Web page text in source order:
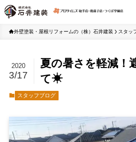
外壁塗装・屋根リフォームの（株）石井建装 スタッ
夏の暑さを軽減！
て☀
2020
3/17
スタッフブログ